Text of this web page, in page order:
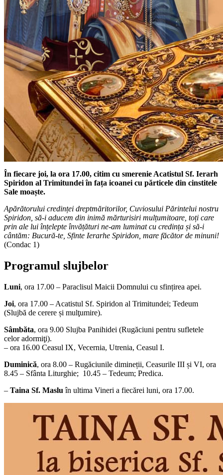
În fiecare joi, la ora 17.00, citim cu smerenie Acatistul Sf. Ierarh
Spiridon al Trimitundei în fața icoanei cu părticele din cinstitele
Sale moaște.
Apărătorului credinței dreptmăritorilor, Cuviosului Părintelui nostru
Spiridon, să-i aducem din inimă mărturisiri mulțumitoare, toți care
prin ale lui înțelepte învățături ne-am luminat cu credința și să-i
cântăm: Bucură-te, Sfinte Ierarhe Spiridon, mare făcător de minuni!
(Condac 1)
Programul slujbelor
Luni, ora 17.00 – Paraclisul Maicii Domnului cu sfințirea apei.
Joi, ora 17.00 – Acatistul Sf. Spiridon al Trimitundei; Tedeum
(Slujbă de cerere și mulţumire).
Sâmbăta, ora 9.00 Slujba Panihidei (Rugăciuni pentru sufletele
celor adormiţi).
– ora 16.00 Ceasul IX, Vecernia, Utrenia, Ceasul I.
Duminică, ora 8.00 – Rugăciunile dimineții, Ceasurile III și VI, ora
8.45 – Sfânta Liturghie; 10.45 – Tedeum; Predica.
– Taina Sf. Maslu în ultima Vineri a fiecărei luni, ora 17.00.